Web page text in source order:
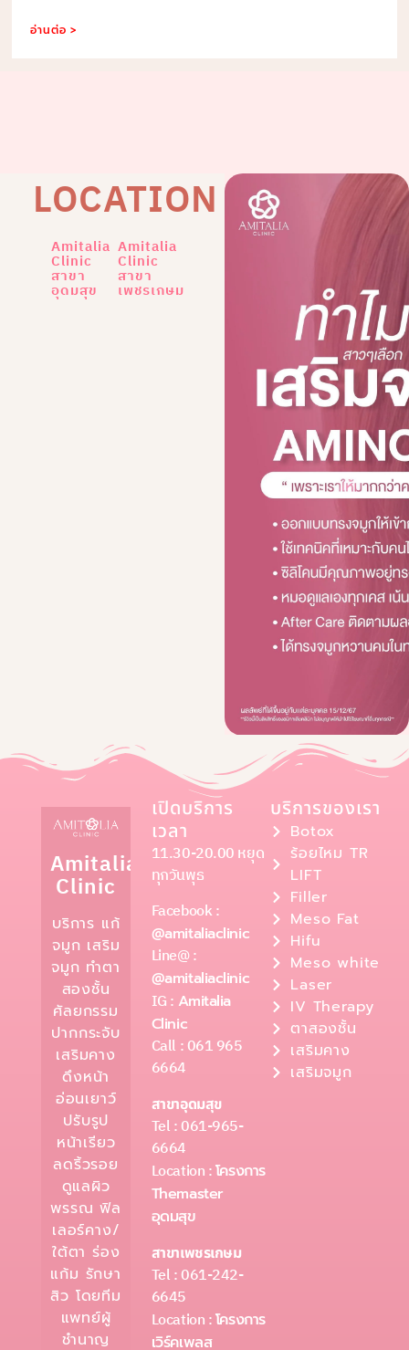
อ่านต่อ >
LOCATION
Amitalia
Clinic
สาขา
อุดมสุข
Amitalia
Clinic
สาขา
เพชรเกษม
Amitalia
Clinic
บริการ แก้
จมูก เสริม
จมูก ทำตา
สองชั้น
ศัลยกรรม
ปากกระจับ
เสริมคาง
ดึงหน้า
อ่อนเยาว์
ปรับรูป
หน้าเรียว
ลดริ้วรอย
ดูแลผิว
พรรณ ฟิล
เลอร์คาง/
ใต้ตา ร่อง
แก้ม รักษา
สิว โดยทีม
แพทย์ผู้
ชำนาญ
เปิดบริการ
เวลา
11.30-20.00 หยุด
ทุกวันพุธ
Facebook :
@amitaliaclinic
Line@ :
@amitaliaclinic
IG : Amitalia
Clinic
Call : 061 965
6664
สาขาอุดมสุข
Tel : 061-965-
6664
Location :โครงการ
Themaster
อุดมสุข
สาขาเพชรเกษม
Tel : 061-242-
6645
Location :โครงการ
เวิร์คเพลส
บริการของเรา
Botox
ร้อยไหม TR
LIFT
Filler
Meso Fat
Hifu
Meso white
Laser
IV Therapy
ตาสองชั้น
เสริมคาง
เสริมจมูก